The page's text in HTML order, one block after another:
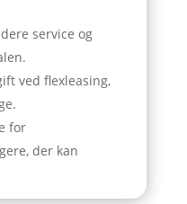
service og
ved flexleasing,
for
der kan